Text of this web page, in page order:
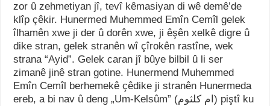
zor û zehmetiyan jî, tevî kêmasiyan di wê demê’de
klîp çêkir. Hunermed Muhemmed Emîn Cemîl gelek
îlhamên xwe ji der û dorên xwe, ji êşên xelkê digre û
dike stran, gelek stranên wî çîrokên rastîne, wek
strana “Ayid”. Gelek caran jî bûye bilbil û li ser
zimanê jinê stran gotine. Hunermend Muhemmed
Emîn Cemîl berhemekê çêdike ji stranên Hunermeda
ereb, a bi nav û deng „Um-Kelsûm” (ام كلثوم) piştî ku